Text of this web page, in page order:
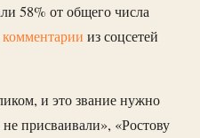
58% от общего числа
комментарии из соцсетей
и это звание нужно
присваивали», «Ростову